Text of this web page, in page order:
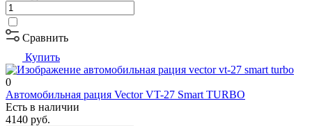
Сравнить
Купить
0
Автомобильная рация Vector VT-27 Smart TURBO
Есть в наличии
4140 руб.